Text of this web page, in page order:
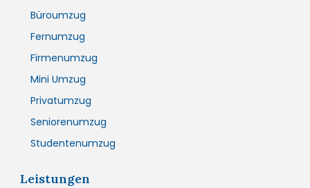
Büroumzug
Fernumzug
Firmenumzug
Mini Umzug
Privatumzug
Seniorenumzug
Studentenumzug
Leistungen